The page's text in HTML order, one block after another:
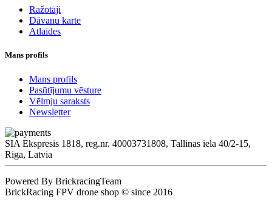
Ražotāji
Dāvanu karte
Atlaides
Mans profils
Mans profils
Pasūtījumu vēsture
Vēlmju saraksts
Newsletter
SIA Ekspresis 1818, reg.nr. 40003731808, Tallinas iela 40/2-15,
Riga, Latvia
Powered By BrickracingTeam
BrickRacing FPV drone shop © since 2016